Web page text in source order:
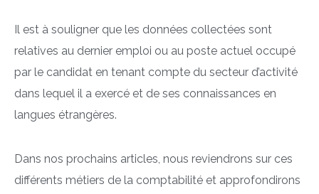
Il est à souligner que les données collectées sont
relatives au dernier emploi ou au poste actuel occupé
par le candidat en tenant compte du secteur d’activité
dans lequel il a exercé et de ses connaissances en
langues étrangères.
Dans nos prochains articles, nous reviendrons sur ces
différents métiers de la comptabilité et approfondirons